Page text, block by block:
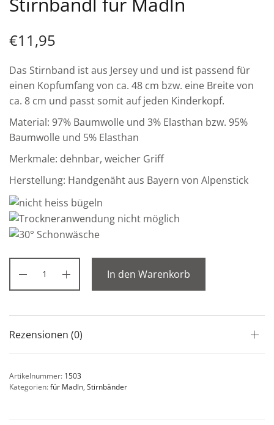
€11,95
Das Stirnband ist aus Jersey und und ist passend für
einen Kopfumfang von ca. 48 cm bzw. eine Breite von
ca. 8 cm und passt somit auf jeden Kinderkopf.
Material: 97% Baumwolle und 3% Elasthan bzw. 95%
Baumwolle und 5% Elasthan
Merkmale: dehnbar, weicher Griff
Herstellung: Handgenäht aus Bayern von Alpenstick
In den Warenkorb
Rezensionen (0)
Artikelnummer: 1503
Kategorien:für Madln, Stirnbänder